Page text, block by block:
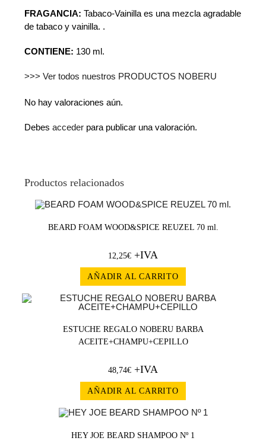
FRAGANCIA: Tabaco-Vainilla es una mezcla agradable
de tabaco y vainilla. .
CONTIENE: 130 ml.
>>> Ver todos nuestros PRODUCTOS NOBERU
No hay valoraciones aún.
Debesacceder para publicar una valoración.
Productos relacionados
BEARD FOAM WOOD&SPICE REUZEL 70 ml.
12,25€ +IVA
AÑADIR AL CARRITO
ESTUCHE REGALO NOBERU BARBA
ACEITE+CHAMPU+CEPILLO
48,74€ +IVA
AÑADIR AL CARRITO
HEY JOE BEARD SHAMPOO Nº 1